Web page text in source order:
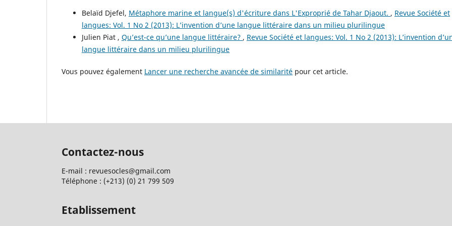
Belaïd Djefel, Métaphore marine et langue(s) d'écriture dans L'Exproprié de Tahar Djaout. , Revue Société et
langues: Vol. 1 No 2 (2013): L’invention d’une langue littéraire dans un milieu plurilingue
Julien Piat , Qu’est-ce qu’une langue littéraire? , Revue Société et langues: Vol. 1 No 2 (2013): L’invention
langue littéraire dans un milieu plurilingue
Vous pouvez également Lancer une recherche avancée de similarité pour cet article.
Contactez-nous
E-mail : revuesocles@gmail.com
Téléphone : (+213) (0) 21 799 509
Etablissement